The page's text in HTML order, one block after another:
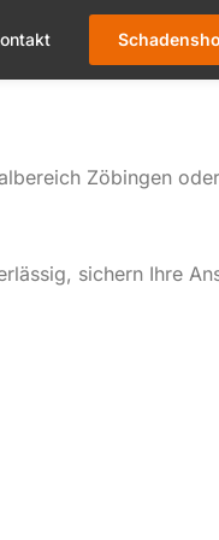
Zöbingen
sichern Ihre